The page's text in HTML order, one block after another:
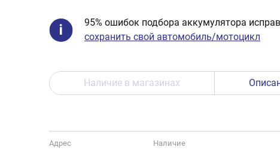
95% ошибок подбора аккумулятора
сохранить свой автомобиль/мотоцикл
Наличие в магазинах
Адрес Наличие